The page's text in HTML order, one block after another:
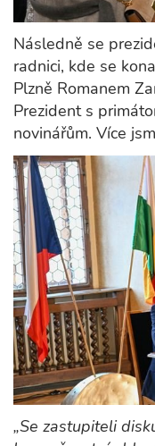
Následně se
radnici, kde se
Plzně Romanem
Prezident s
novinářům. Více
„Se zastupiteli